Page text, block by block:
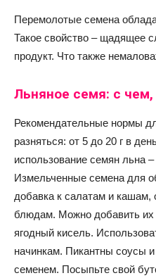
Перемолотые семена
Такое свойство – щадящее
продукт. Что также
Льняное семя: с чем,
Рекомендательные нормы
разняться: от 5 до 20 г в
использование семян льна
Измельченные семена для
добавка к салатам и
блюдам. Можно добавить их
ягодный кисель.
начинкам. Пикантны соусы
семенем. Посыпьте свой